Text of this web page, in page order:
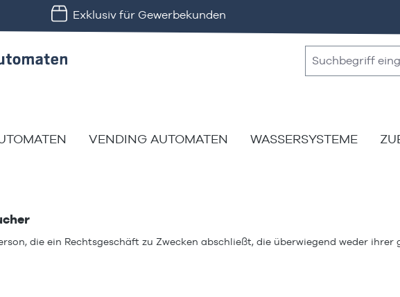
Exklusiv für Gewerbekunden
VENDING AUTOMATEN WASSERSYSTEME
die ein Rechtsgeschäft zu Zwecken abschließt, die überwiegend weder